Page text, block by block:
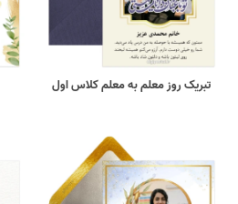
تبریک روز معلم به معلم کلاس اول